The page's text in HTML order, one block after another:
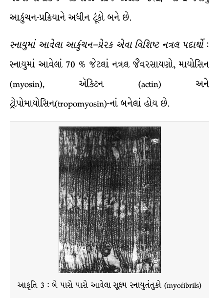
આકુંચન-પ્રક્રિયાને અધીન ટૂંકો બને છે.
સ્નાયુમાં આવેલા આકુંચન–પ્રેરક એવા વિશિષ્ટ નત્રલ પદાર્થો :
સ્નાયુમાં આવેલાં 70 % જેટલાં નત્રલ જૈવરસાયણો, માયોસિન
(myosin), ઍક્ટિન (actin) અને
ટ્રોપોમાયોસિન(tropomyosin)-નાં બનેલાં હોય છે.
આકૃતિ 3 : બે પાસે પાસે આવેલા સૂક્ષ્મ સ્નાયુતંતુકો (myofibrils)